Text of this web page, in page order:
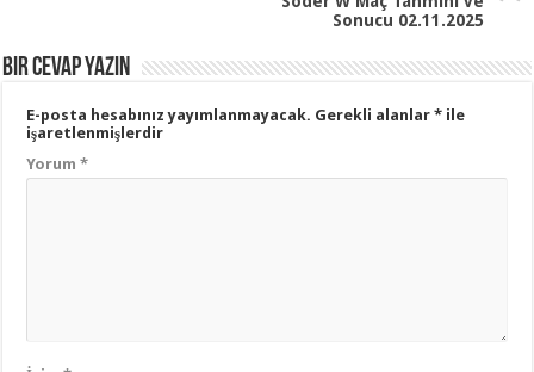
Sonucu 02.11.2025
Bir cevap yazın
E-posta hesabınız yayımlanmayacak. Gerekli alanlar* ile
işaretlenmişlerdir
Yorum*